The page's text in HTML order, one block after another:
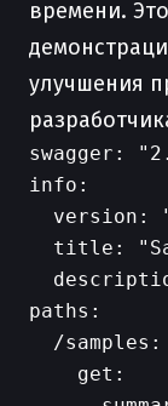
времени.
улучшения
swagger:
info:
version:
title:
paths:
  /samples:
    get: